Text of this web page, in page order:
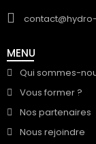
MENU
Qui sommes-
Vous former ?
Nos partenaires
Nous rejoindre